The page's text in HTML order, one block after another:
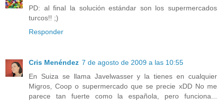
PD: al final la solución estándar son los supermercados
turcos!! ;)
Responder
Cris Menéndez 7 de agosto de 2009 a las 10:55
En Suiza se llama Javelwasser y la tienes en cualquier
Migros, Coop o supermercado que se precie xDD No me
parece tan fuerte como la española, pero funciona...